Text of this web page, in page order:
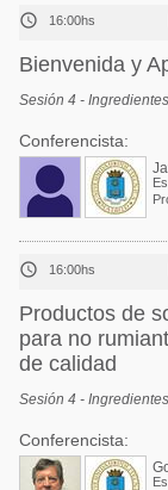
 16:00hs
Bienvenida y
Sesión 4 - Ingredientes
Conferencista:
 16:00hs
Productos de
para no
de calidad
Sesión 4 - Ingredientes
Conferencista: